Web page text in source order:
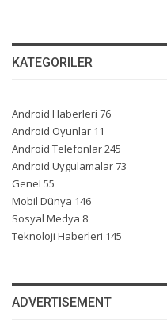
KATEGORILER
Android Haberleri 76
Android Oyunlar 11
Android Telefonlar245
Android Uygulamalar73
Genel 55
Mobil Dünya 146
Sosyal Medya 8
Teknoloji Haberleri 145
ADVERTISEMENT